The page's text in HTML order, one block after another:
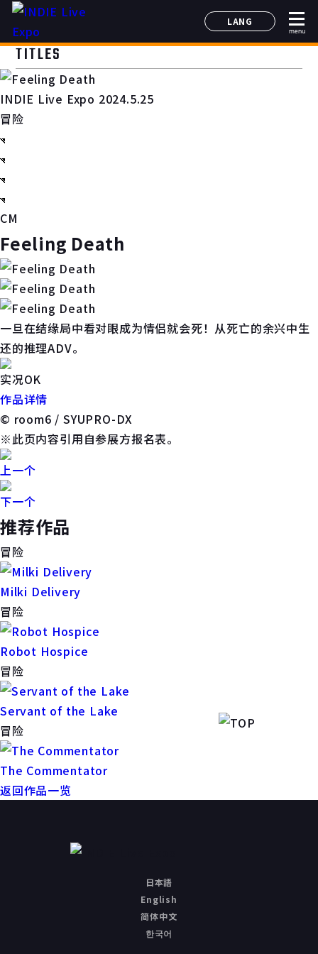
LANG
日本語
menu
TITLES
INDIE Live Expo 2024.5.25
冒险
CM
Feeling Death
一旦在结缘局中看对眼成为情侣就会死！从死亡的余兴中生
还的推理ADV。
实况OK
作品详情
© room6 / SYUPRO-DX
※此页内容引用自参展方报名表。
上一个
下一个
推荐作品
冒险
Milki Delivery
冒险
Robot Hospice
冒险
Servant of the Lake
冒险
The Commentator
返回作品一览
日本語
English
简体中文
한국어